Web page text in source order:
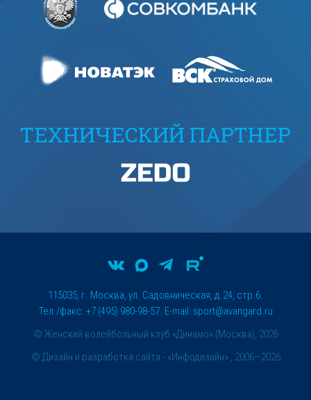
ТЕХНИЧЕСКИЙ ПАРТНЕР
© Женский волейбольный клуб «Динамо» (Москва), 2026
115035, г. Москва, ул. Садовническая, д.24, стр.6.
Тел./факс: +7 (495) 980-98-57. E-mail: sport@avangard.ru
© Дизайн и разработка сайта - «Инфодизайн» , 2006—2026